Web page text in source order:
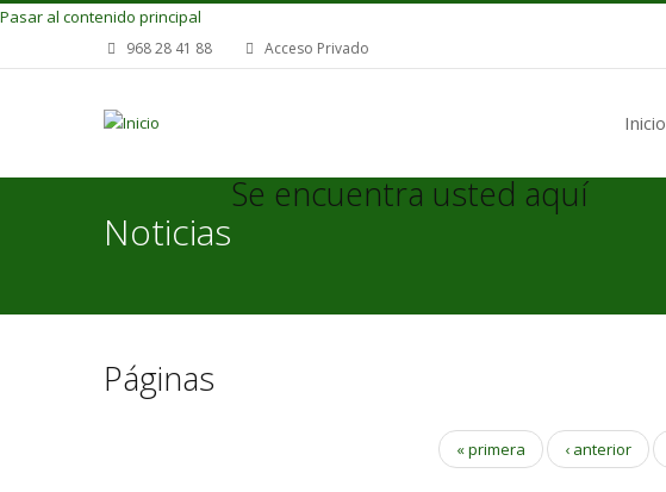
Pasar al contenido principal
968 28 41 88 Acceso Privado
Inicio
Noticias
Se encuentra usted aquí
Páginas
« primera ‹ anterior